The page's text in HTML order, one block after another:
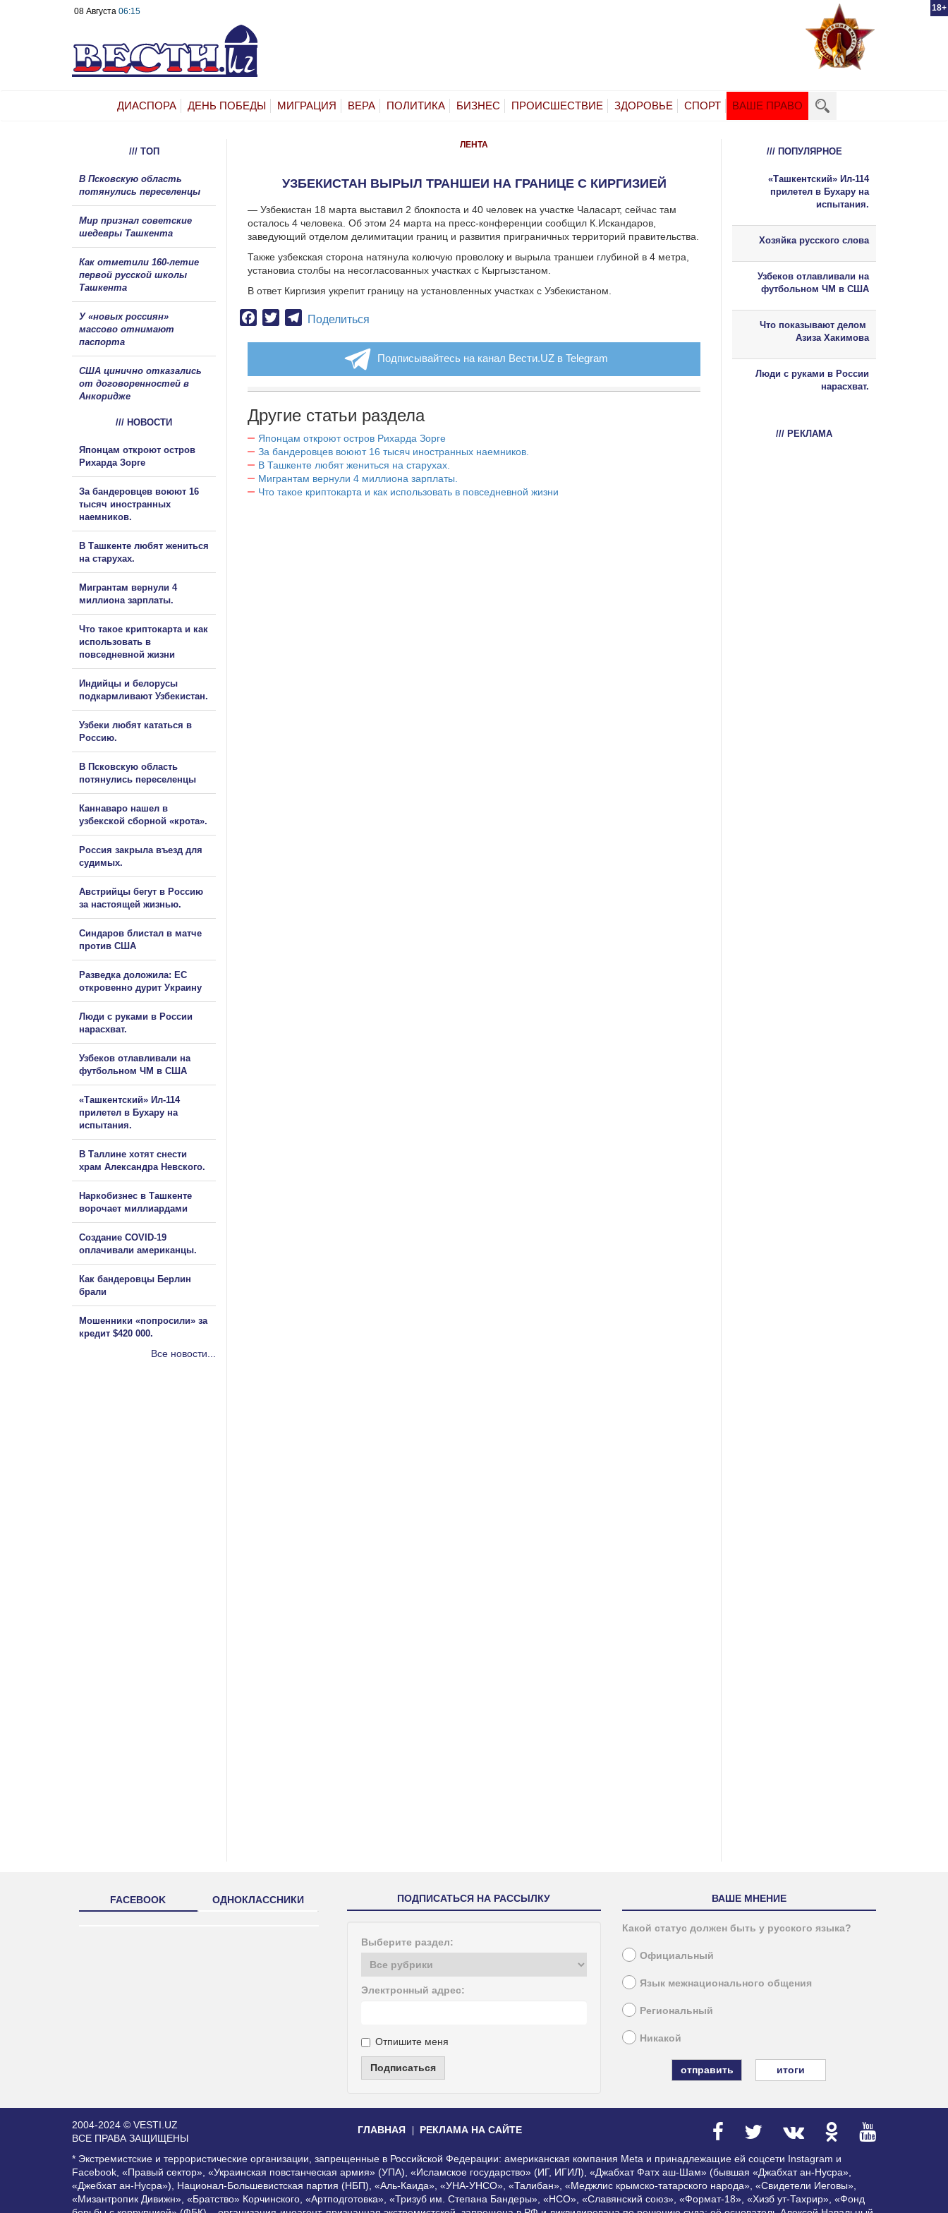
18+
08 Августа 06:15
ДИАСПОРА ДЕНЬ ПОБЕДЫ МИГРАЦИЯ ВЕРА ПОЛИТИКА БИЗНЕС ПРОИСШЕСТВИЕ ЗДОРОВЬЕ СПОРТ ВАШЕ ПРАВО
ЛЕНТА
УЗБЕКИСТАН ВЫРЫЛ ТРАНШЕИ НА ГРАНИЦЕ С КИРГИЗИЕЙ
— Узбекистан 18 марта выставил 2 блокпоста и 40 человек на участке Чаласарт, сейчас там
осталось 4 человека. Об этом 24 марта на пресс-конференции сообщил К.Искандаров,
заведующий отделом делимитации границ и развития приграничных территорий правительства.
Также узбекская сторона натянула колючую проволоку и вырыла траншеи глубиной в 4 метра,
установиа столбы на несогласованных участках с Кыргызстаном.
В ответ Киргизия укрепит границу на установленных участках с Узбекистаном.
Facebook
TwitterTelegram
Поделиться
Подписывайтесь на канал Вести.UZ в Telegram
Другие статьи раздела
Японцам откроют остров Рихарда Зорге
За бандеровцев воюют 16 тысяч иностранных наемников.
В Ташкенте любят жениться на старухах.
Мигрантам вернули 4 миллиона зарплаты.
Что такое криптокарта и как использовать в повседневной жизни
/// ТОП
В Псковскую область
потянулись переселенцы
Мир признал советские
шедевры Ташкента
Как отметили 160-летие
первой русской школы
Ташкента
У «новых россиян»
массово отнимают
паспорта
США цинично отказались
от договоренностей в
Анкоридже
/// НОВОСТИ
Японцам откроют остров
Рихарда Зорге
За бандеровцев воюют 16
тысяч иностранных
наемников.
В Ташкенте любят жениться
на старухах.
Мигрантам вернули 4
миллиона зарплаты.
Что такое криптокарта и как
использовать в
повседневной жизни
Индийцы и белорусы
подкармливают Узбекистан.
Узбеки любят кататься в
Россию.
В Псковскую область
потянулись переселенцы
Каннаваро нашел в
узбекской сборной «крота».
Россия закрыла въезд для
судимых.
Австрийцы бегут в Россию
за настоящей жизнью.
Синдаров блистал в матче
против США
Разведка доложила: ЕС
откровенно дурит Украину
Люди с руками в России
нарасхват.
Узбеков отлавливали на
футбольном ЧМ в США
«Ташкентский» Ил-114
прилетел в Бухару на
испытания.
В Таллине хотят снести
храм Александра Невского.
Наркобизнес в Ташкенте
ворочает миллиардами
Создание COVID-19
оплачивали американцы.
Как бандеровцы Берлин
брали
Мошенники «попросили» за
кредит $420 000.
Все новости...
/// ПОПУЛЯРНОЕ
«Ташкентский» Ил-114
прилетел в Бухару на
испытания.
Хозяйка русского слова
Узбеков отлавливали на
футбольном ЧМ в США
Что показывают делом
Азиза Хакимова
Люди с руками в России
нарасхват.
/// РЕКЛАМА
FACEBOOK ОДНОКЛАССНИКИ ПОДПИСАТЬСЯ НА РАССЫЛКУ
Выберите раздел:
Электронный адрес:
Отпишите меня
Подписаться
ВАШЕ МНЕНИЕ
Какой статус должен быть у русского языка?
Официальный
Язык межнационального общения
Региональный
Никакой
итоги
2004-2024 © VESTI.UZ
ВСЕ ПРАВА ЗАЩИЩЕНЫ
ГЛАВНАЯ РЕКЛАМА НА САЙТЕ
* Экстремистские и террористические организации, запрещенные в Российской Федерации: американская компания Meta и принадлежащие ей соцсети Instagram и
Facebook, «Правый сектор», «Украинская повстанческая армия» (УПА), «Исламское государство» (ИГ, ИГИЛ), «Джабхат Фатх аш-Шам» (бывшая «Джабхат ан-Нусра»,
«Джебхат ан-Нусра»), Национал-Большевистская партия (НБП), «Аль-Каида», «УНА-УНСО», «Талибан», «Меджлис крымско-татарского народа», «Свидетели Иеговы»,
«Мизантропик Дивижн», «Братство» Корчинского, «Артподготовка», «Тризуб им. Степана Бандеры», «НСО», «Славянский союз», «Формат-18», «Хизб ут-Тахрир», «Фонд